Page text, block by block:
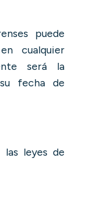
puede
cualquier
será la
fecha de
leyes de